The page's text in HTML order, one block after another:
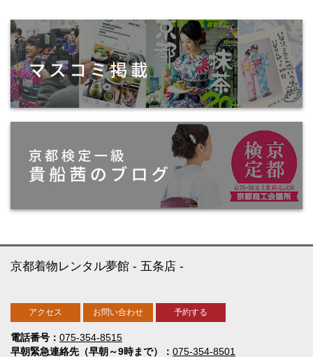
電話番号
075-354-8515
早朝緊急連絡先（早朝～9時まで）
075-354-8501
京都着物レンタル夢館 五条店
アクセス お問い合わせ 予約する